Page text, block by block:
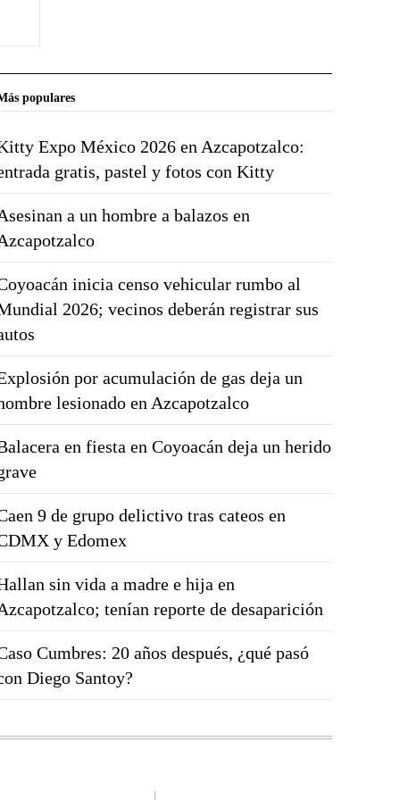
populares
Expo México 2026 en Azcapotzalco:
gratis, pastel y fotos con Kitty
a un hombre a balazos en
inicia censo vehicular rumbo al
2026; vecinos deberán registrar sus
por acumulación de gas deja un
lesionado en Azcapotzalco
en fiesta en Coyoacán deja un herido
9 de grupo delictivo tras cateos en
y Edomex
sin vida a madre e hija en
tenían reporte de desaparición
Cumbres: 20 años después, ¿qué pasó
Diego Santoy?